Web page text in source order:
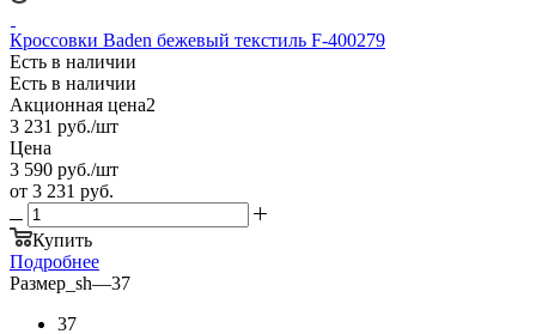
Кроссовки Baden бежевый текстиль F-400279
Есть в наличии
Есть в наличии
Акционная цена2
3 231 руб./шт
Цена
3 590 руб./шт
от 3 231 руб.
Купить
Подробнее
Размер_sh—37
37